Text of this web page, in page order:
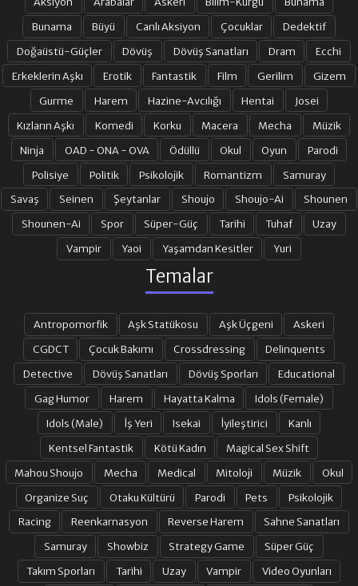
Bunama
Büyü Canlı Aksiyon Çocuklar
Dedektif
Doğaüstü-Güçler
Dövüş Dövüş Sanatları Dram
Ecchi
Erkeklerin Aşkı
Erotik Fantastik Film Gerilim
Gizem
Gurme
Harem Hazine-Avcılığı Hentai
Josei
Kızların Aşkı
Komedi Korku Macera Mecha
Müzik
Ninja
OAD - ONA - OVA Ödüllü Okul Oyun
Parodi
Polisiye
Politik Psikolojik Romantizm
Samuray
Savaş
Seinen Şeytanlar Shoujo Shoujo-Ai
Shounen
Shounen-Ai
Spor Süper-Güç Tarihi Tuhaf
Uzay
Vampir
Yaoi Yaşamdan Kesitler Yuri
Temalar
Antropomorfik Aşk Statükosu Aşk Üçgeni
Askeri
CGDCT
Çocuk Bakımı Crossdressing
Delinquents
Detective
Dövüş Sanatları Dövüş Sporları
Educational
Gag Humor
Harem Hayatta Kalma
Idols (Female)
Idols (Male)
İş Yeri Isekai İyileştirici
Kanlı
Kentsel Fantastik
Kötü Kadın
Magical Sex Shift
Mahou Shoujo
Mecha Medical Mitoloji Müzik
Okul
Organize Suç
Otaku Kültürü Parodi Pets
Psikolojik
Racing
Reenkarnasyon Reverse Harem
Sahne Sanatları
Samuray
Showbiz Strategy Game
Süper Güç
Takım Sporları
Tarihi Uzay Vampir
Video Oyunları